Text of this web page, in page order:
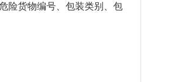
险货物编号、包装类别、包